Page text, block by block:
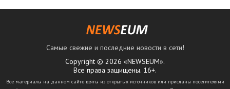
Самые свежие и последние новости в сети!
Copyright © 2026 «NEWSEUM».
Все права защищены. 16+.
Все материалы на данном сайте взяты из открытых источников или присланы посетителями